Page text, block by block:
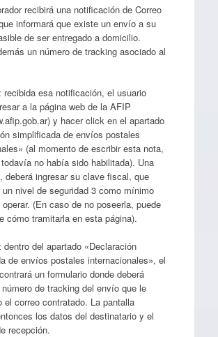
recibirá una notificación de Correo
informará que existe un envío a su
de ser entregado a domicilio.
un número de tracking asociado al
recibida esa notificación, el usuario
a la página web de la AFIP
y hacer click en el apartado
simplificada de envíos postales
(al momento de escribir esta nota,
no había sido habilitada). Una
deberá ingresar su clave fiscal, que
un nivel de seguridad 3 como mínimo
operar. (En caso de no poseerla, puede
cómo tramitarla en esta página).
del apartado «Declaración
de envíos postales internacionales», el
un formulario donde deberá
de tracking del envío que le
el correo contratado. La pantalla
los datos del destinatario y el
recepción.